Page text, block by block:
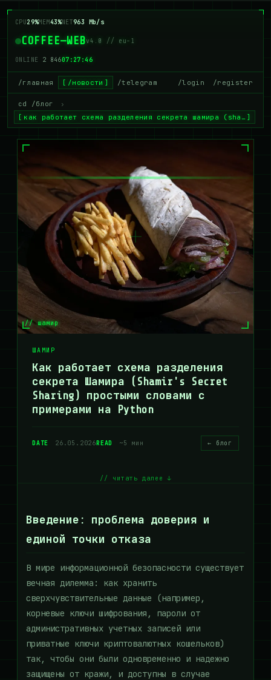
CPU36%MEM44%NET955 Mb/s
COFFEE—WEBv4.0 // eu-1
ONLINE 2 84407:27:47
/главная /новости /telegram /login /register
cd /блог
›
как работает схема разделения секрета шамира (sha…
// шамир
ШАМИР
Как работает схема разделения
секрета Шамира (Shamir's Secret
Sharing) простыми словами с
примерами на Python
DATE 26.05.2026READ ~5 мин ← блог
// читать далее ↓
Введение: проблема доверия и
единой точки отказа
В мире информационной безопасности существует
вечная дилемма: как хранить
сверхчувствительные данные (например,
корневые ключи шифрования, пароли от
административных учетных записей или
приватные ключи криптовалютных кошельков)
так, чтобы они были одновременно и надежно
защищены от кражи, и доступны в случае